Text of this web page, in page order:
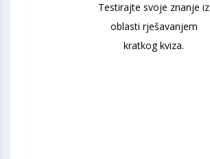
Testirajte svoje znanje iz
oblasti rješavanjem
kratkog kviza.